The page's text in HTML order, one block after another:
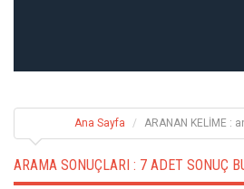
Ana Sayfa ARANAN KELİME :
ARAMA SONUÇLARI : 7 ADET SONUÇ